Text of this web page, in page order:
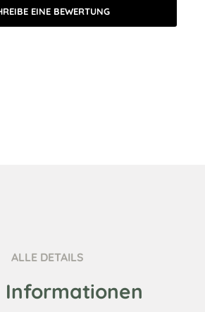
EINE BEWERTUNG
ALLE DETAILS
Informationen